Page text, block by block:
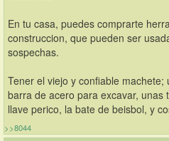
En tu casa, puedes comprarte
construccion, que pueden ser
sospechas.
Tener el viejo y confiable
barra de acero para excavar, unas
llave perico, la bate de beisbol, y
>>8044